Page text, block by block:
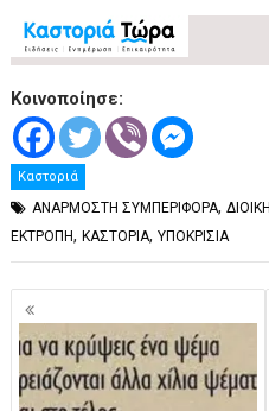
Κοινοποίησε:
Καστοριά
ΑΝΑΡΜΟΣΤΗ ΣΥΜΠΕΡΙΦΟΡΑ,
ΕΚΤΡΟΠΗ,ΚΑΣΤΟΡΙΑ,ΥΠΟΚΡΙΣΙΑ
Πλοήγηση
άρθρων